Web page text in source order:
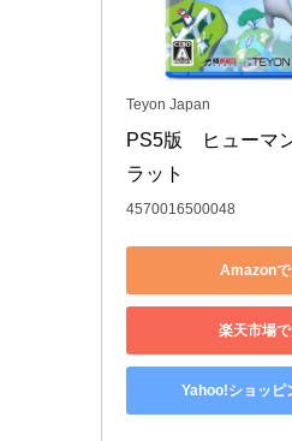
Teyon Japan
PS5版　ヒューマ
ラット
4570016500048
Amazonで
楽天市場
Yahoo!ショッピ